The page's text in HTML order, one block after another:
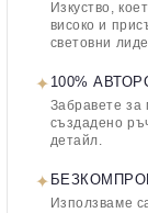
Изкуство,
високо и
световни
✦ 100%
Забравете за
създадено
детайл.
✦
Използваме